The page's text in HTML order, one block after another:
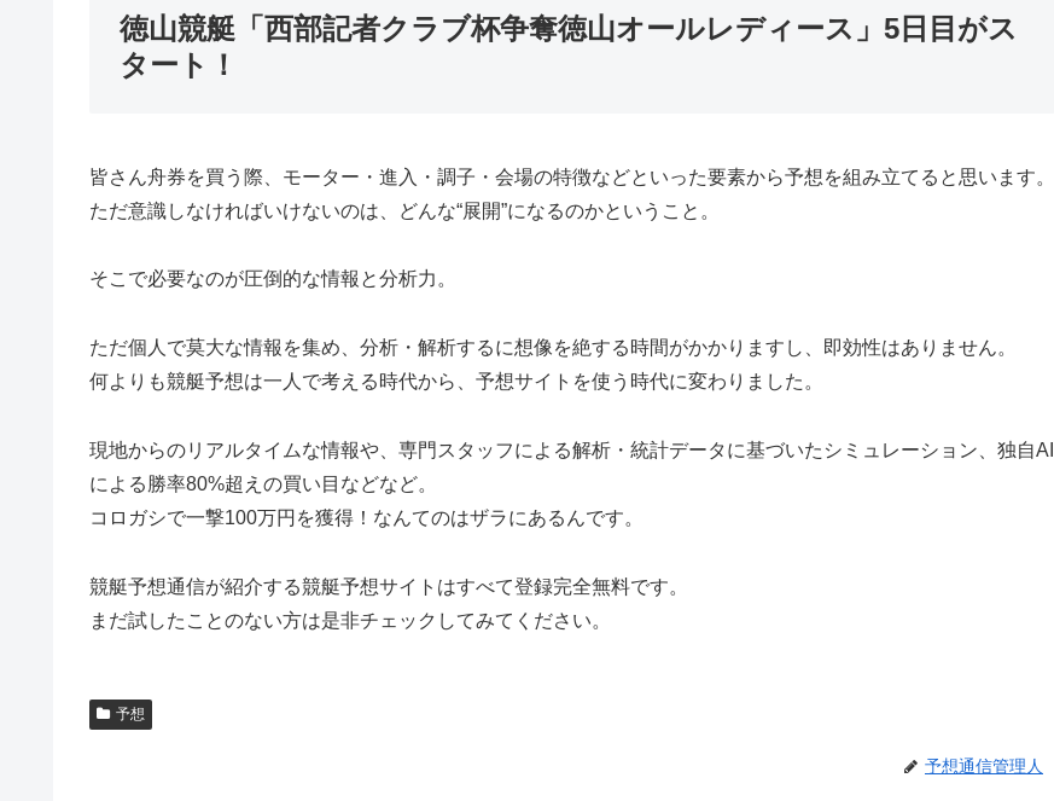
徳山競艇「西部記者クラブ杯争奪徳山オールレディース」5日目がス
タート！
皆さん舟券を買う際、モーター・進入・調子・会場の特徴などといった要素から予想を組み立てると思います。
ただ意識しなければいけないのは、どんな“展開”になるのかということ。
そこで必要なのが圧倒的な情報と分析力。
ただ個人で莫大な情報を集め、分析・解析するに想像を絶する時間がかかりますし、即効性はありません。
何よりも競艇予想は一人で考える時代から、予想サイトを使う時代に変わりました。
現地からのリアルタイムな情報や、専門スタッフによる解析・統計データに基づいたシミュレーション、独自AI
による勝率80%超えの買い目などなど。
コロガシで一撃100万円を獲得！なんてのはザラにあるんです。
競艇予想通信が紹介する競艇予想サイトはすべて登録完全無料です。
まだ試したことのない方は是非チェックしてみてください。
予想
予想通信管理人